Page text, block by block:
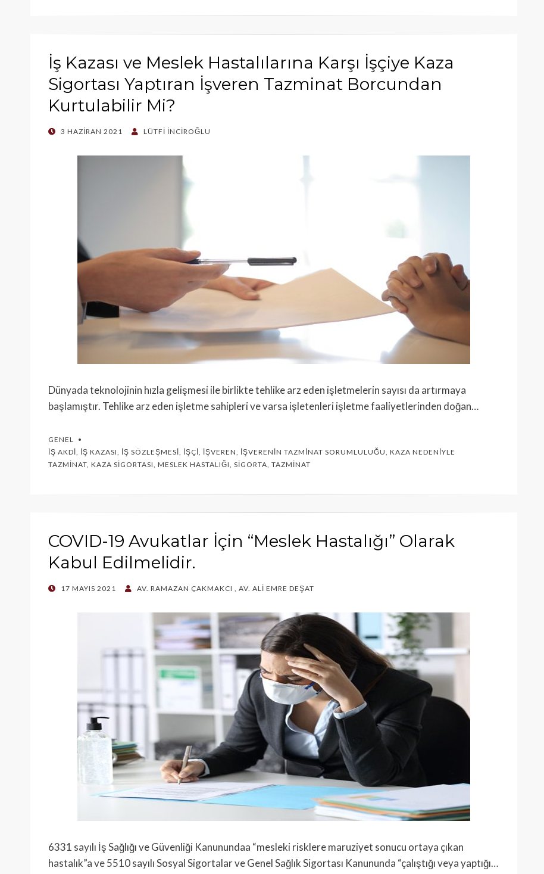
İş Kazası ve Meslek Hastalılarına Karşı İşçiye Kaza
Sigortası Yaptıran İşveren Tazminat Borcundan
Kurtulabilir Mi?
POSTED
3 HAZIRAN 2021 LÜTFI İNCIROĞLU
Dünyada teknolojinin hızla gelişmesi ile birlikte tehlike arz eden işletmelerin sayısı da artırmaya
başlamıştır. Tehlike arz eden işletme sahipleri ve varsa işletenleri işletme faaliyetlerinden doğan…
GENEL
İŞ AKDI, İŞ KAZASI, İŞ SÖZLEŞMESI, İŞÇI, İŞVEREN, İŞVERENIN TAZMINAT SORUMLULUĞU, KAZA NEDENIYLE
TAZMINAT, KAZA SIGORTASI, MESLEK HASTALIĞI, SIGORTA, TAZMINAT
COVID-19 Avukatlar İçin “Meslek Hastalığı” Olarak
Kabul Edilmelidir.
POSTED
17 MAYIS 2021 AV. RAMAZAN ÇAKMAKCI , AV. ALİ EMRE DEŞAT
6331 sayılı İş Sağlığı ve Güvenliği Kanunundaa “mesleki risklere maruziyet sonucu ortaya çıkan
hastalık”a ve 5510 sayılı Sosyal Sigortalar ve Genel Sağlık Sigortası Kanununda “çalıştığı veya yaptığı…